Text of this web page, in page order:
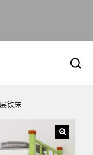
铁床
🔍